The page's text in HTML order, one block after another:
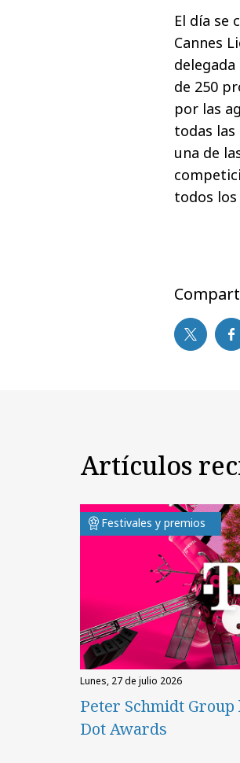
El día se
Cannes
de 250
por las
todas las
una de
todos los
Artículos
Festivales y premios
lunes, 27 de julio 2026
Peter Schmidt
Dot Awards